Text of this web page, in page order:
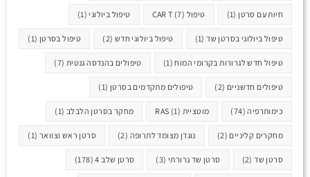
חיות עם סרטן(1) טיפול CAR T (7) טיפול ביולוגי(1)
טיפול ביולוגי בסרטן שד(1) טיפול ביולוגי חדש (2) טיפול בסרטן (1)
טיפול חדש לגרורות בקרומי המוח(1) טיפולים בהנדסה גנטית (7)
טיפולים חדשניים (2) טיפולים מתקדמים בסרטן (1)
כימותרפיה(74) מוטציית RAS (1) מחקר בסרטן הלבלב (1)
מחקרים קליניים (2) נוגדן מצומד לתרופה (2) סרטן ראש וצוואר (1)
סרטן שד(2) סרטן שד גרורתי (3) סרטן שלב 4 (178)